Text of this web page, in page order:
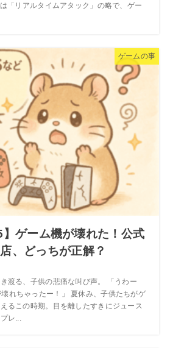
「リアルタイムアタック」の略で、ゲー
ゲームの事
】ゲーム機が壊れた！公式
、どっちが正解？
渡る、子供の悲痛な叫び声。 「うわー
れちゃったー！」 夏休み、子供たちがゲ
るこの時期。目を離したすきにジュース
レ...